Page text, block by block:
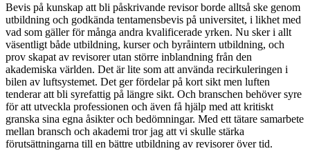
Bevis på kunskap att bli påskrivande revisor borde alltså ske genom
utbildning och godkända tentamensbevis på universitet, i likhet med
vad som gäller för många andra kvalificerade yrken. Nu sker i allt
väsentligt både utbildning, kurser och byråintern utbildning, och
prov skapat av revisorer utan större inblandning från den
akademiska världen. Det är lite som att använda recirkuleringen i
bilen av luftsystemet. Det ger fördelar på kort sikt men luften
tenderar att bli syrefattig på längre sikt. Och branschen behöver syre
för att utveckla professionen och även få hjälp med att kritiskt
granska sina egna åsikter och bedömningar. Med ett tätare samarbete
mellan bransch och akademi tror jag att vi skulle stärka
förutsättningarna till en bättre utbildning av revisorer över tid.